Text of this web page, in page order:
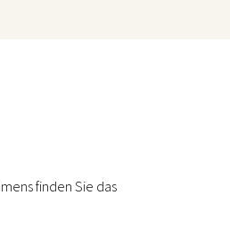
finden Sie das